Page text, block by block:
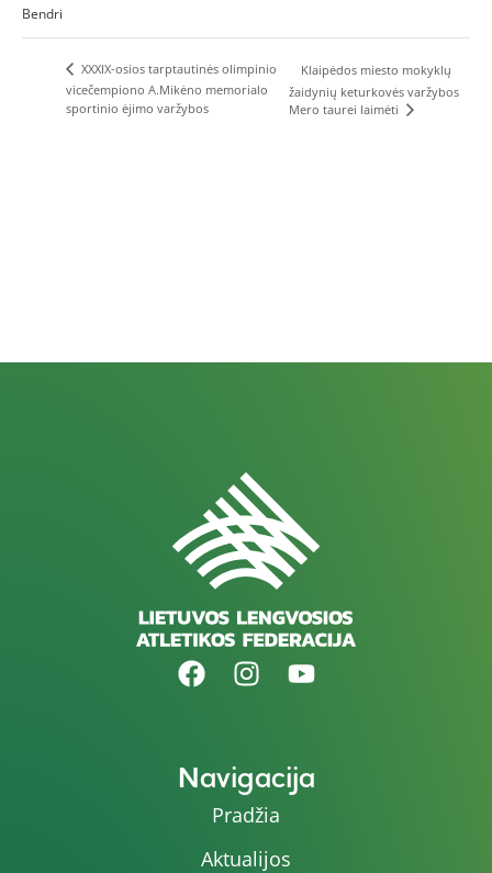
Bendri
XXXIX-osios tarptautinės olimpinio
vicečempiono A.Mikėno memorialo
sportinio ėjimo varžybos
Klaipėdos miesto mokyklų
žaidynių keturkovės varžybos
Mero taurei laimėti
Navigacija
Pradžia
Aktualijos